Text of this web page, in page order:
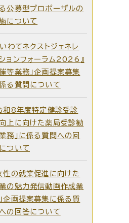
公募型プロポーザルの
について
『いわてネクストジェネレ
ョンフォーラム2026』
等業務」企画提案募集
る質問について
令和8年度特定健診受診
上に向けた薬局受診勧
務」に係る質問への回
ついて
女性の就業促進に向けた
の魅力発信動画作成業
企画提案募集に係る質
の回答について